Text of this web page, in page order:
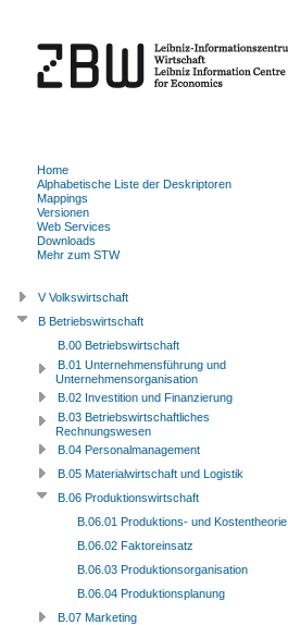
Home
Alphabetische Liste der Deskriptoren
Mappings
Versionen
Web Services
Downloads
Mehr zum STW
V Volkswirtschaft
B Betriebswirtschaft
B.00 Betriebswirtschaft
B.01 Unternehmensführung und
Unternehmensorganisation
B.02 Investition und Finanzierung
B.03 Betriebswirtschaftliches
Rechnungswesen
B.04 Personalmanagement
B.05 Materialwirtschaft und Logistik
B.06 Produktionswirtschaft
B.06.01 Produktions- und Kostentheorie
B.06.02 Faktoreinsatz
B.06.03 Produktionsorganisation
B.06.04 Produktionsplanung
B.07 Marketing